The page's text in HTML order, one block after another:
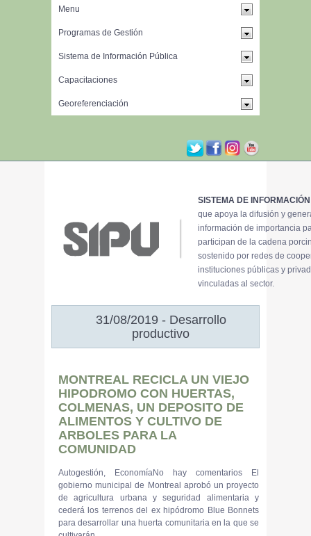
SISTEMA DE
que apoya la difusión y
información de importancia
participan de la cadena
sostenido por redes de
instituciones públicas y
vinculadas al sector.
31/08/2019 - Desarrollo
productivo
MONTREAL RECICLA UN VIEJO
HIPODROMO CON HUERTAS,
COLMENAS, UN DEPOSITO DE
ALIMENTOS Y CULTIVO DE
ARBOLES PARA LA
COMUNIDAD
Autogestión, EconomíaNo hay comentarios El
gobierno municipal de Montreal aprobó un proyecto
de agricultura urbana y seguridad alimentaria y
cederá los terrenos del ex hipódromo Blue Bonnets
para desarrollar una huerta comunitaria en la que se